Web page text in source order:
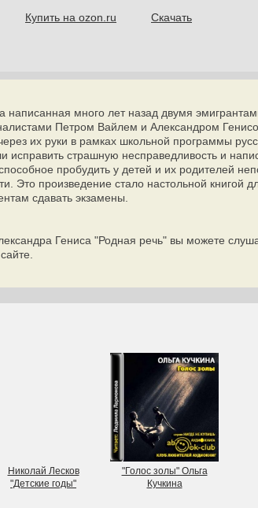
Купить на ozon.ru Скачать
написанная много лет назад двумя
Петром Вайлем и Александром
их руки в рамках школьной программы
исправить страшную несправедливость и
пробудить у детей и их родителей
Это произведение стало настольной книгой
сдавать экзамены.
Гениса "Родная речь" вы можете
Николай Лесков
"Детские годы"
"Голос золы" Ольга
Кучкина